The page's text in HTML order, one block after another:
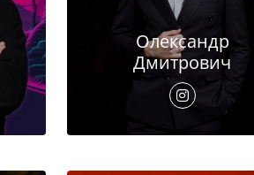
Олександр
Дмитрович